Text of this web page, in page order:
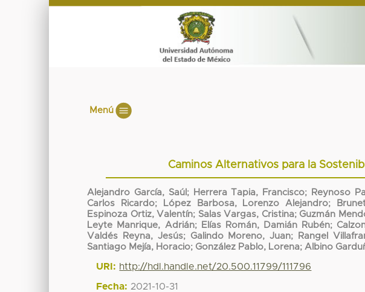
Menú
Caminos Alternativos para la
Alejandro García, Saúl ; Herrera Tapia, Francisco; Reynoso
Carlos Ricardo; López Barbosa, Lorenzo Alejandro;
Espinoza Ortiz, Valentín; Salas Vargas, Cristina; Guzmán
Leyte Manrique, Adrián; Elías Román, Damián Rubén;
Valdés Reyna, Jesús; Galindo Moreno, Juan; Rangel
Santiago Mejía, Horacio; González Pablo, Lorena; Albino
URI: http://hdl.handle.net/20.500.11799/111796
Fecha: 2021-10-31